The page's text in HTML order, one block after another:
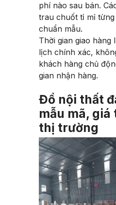
phí nào sau bán.
trau chuốt tỉ mỉ
chuẩn mẫu.
Thời gian giao hàng
lịch chính xác,
khách hàng chủ
gian nhận hàng.
Đồ nội thất
mẫu mã,
thị trường